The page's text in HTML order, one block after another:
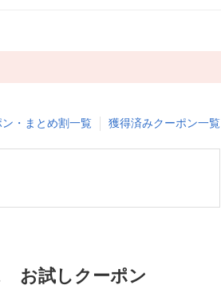
ン・まとめ割一覧 獲得済みクーポン一覧
お試しクーポン